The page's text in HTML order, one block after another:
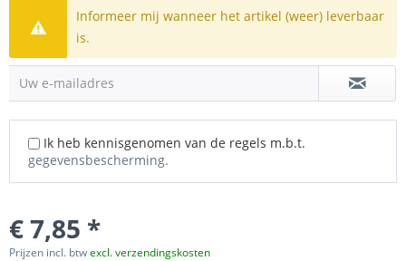
Informeer mij wanneer het artikel (weer) leverbaar
is.
Uw e-mailadres
Ik heb kennisgenomen van de regels m.b.t.
gegevensbescherming.
€ 7,85 *
Prijzen incl. btwexcl. verzendingskosten